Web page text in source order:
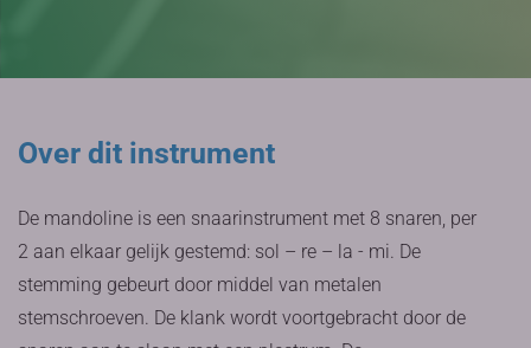
Over dit instrument
De mandoline is een snaarinstrument met 8 snaren, per
2 aan elkaar gelijk gestemd: sol – re – la - mi. De
stemming gebeurt door middel van metalen
stemschroeven. De klank wordt voortgebracht door de